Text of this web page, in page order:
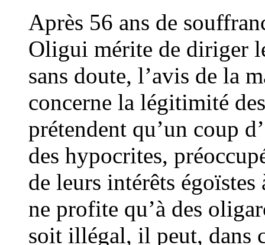
Après 56 ans de
Oligui mérite de diriger
sans doute, l’avis de la
concerne la légitimité
prétendent qu’un coup
des hypocrites,
de leurs intérêts
ne profite qu’à des
soit illégal, il peut, dans